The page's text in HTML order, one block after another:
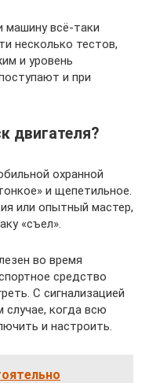
машину всё-таки
несколько тестов,
и уровень
и при
двигателя?
охранной
и щепетильное.
или опытный мастер,
«съел».
во время
средство
С сигнализацией
когда всю
и настроить.